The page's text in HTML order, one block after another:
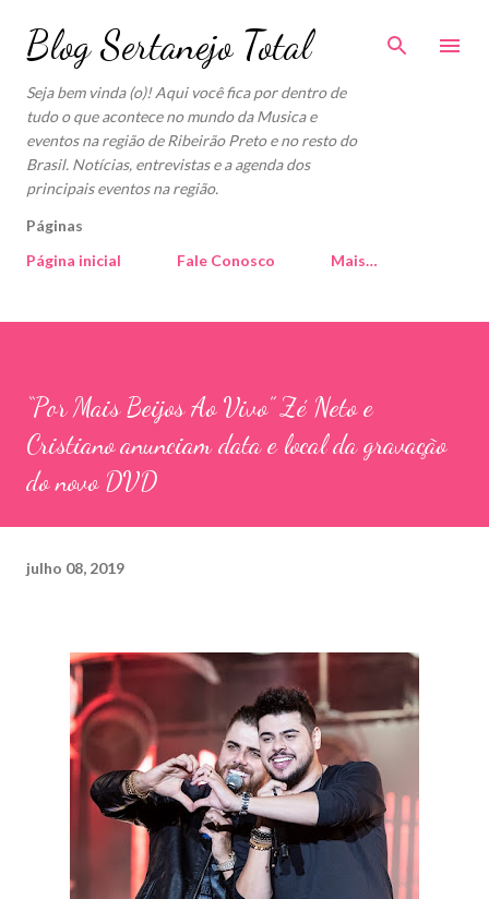
Pular para o conteúdo principal
Blog Sertanejo Total
Seja bem vinda (o)! Aqui você fica por dentro de
tudo o que acontece no mundo da Musica e
eventos na região de Ribeirão Preto e no resto do
Brasil. Notícias, entrevistas e a agenda dos
principais eventos na região.
Páginas
Página inicial
Fale Conosco Mais…
“Por Mais Beijos Ao Vivo” Zé Neto e
Cristiano anunciam data e local da gravação
do novo DVD
julho 08, 2019